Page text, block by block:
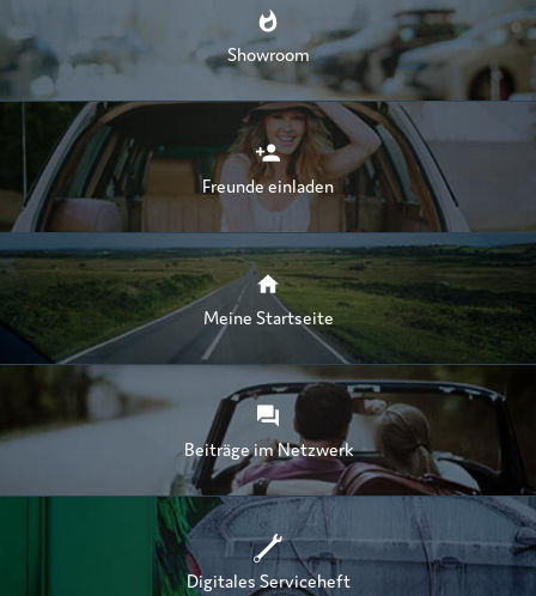
Showroom
Freunde einladen
Meine Startseite
Beiträge im Netzwerk
Digitales Serviceheft